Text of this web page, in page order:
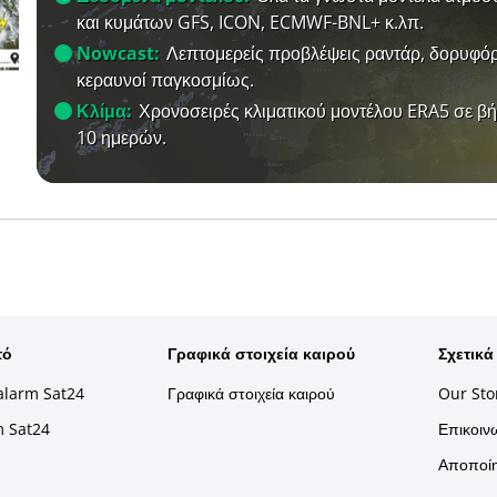
και κυμάτων GFS, ICON, ECMWF-BNL+ κ.λπ.
Nowcast: Λεπτομερείς προβλέψεις ραντάρ,
κεραυνοί παγκοσμίως.
Κλίμα: Χρονοσειρές κλιματικού μοντέλου ERA5 σε
10 ημερών.
Sat24
Sat24
Γραφικά στοιχεία καιρού
Γραφικά στοιχεία καιρού
Our